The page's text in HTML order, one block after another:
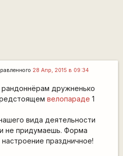
28 Апр, 2015 в 09:34
дружненько
велопараде 1
вида деятельности
не придумаешь. Форма
праздничное!